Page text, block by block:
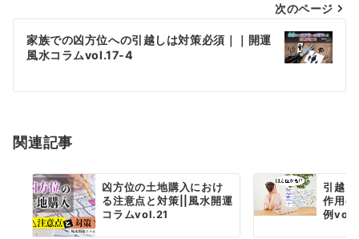
ビ
ゲ
ー
シ
ン
次のページ
家族での凶方位への引越しは対策必須｜｜開運
風水コラムvol.17-4
関連記事
凶方位の土地購入におけ
る注意点と対策||風水開運
コラムvol.21
引越
作用の
例